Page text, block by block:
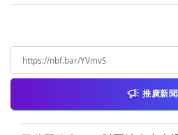
推廣新